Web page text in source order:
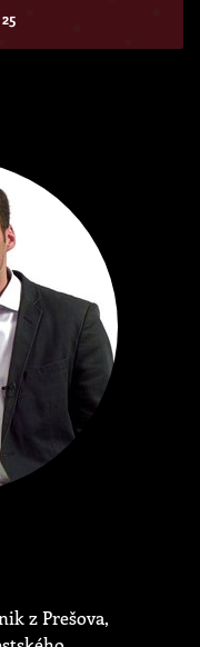
z Prešova,